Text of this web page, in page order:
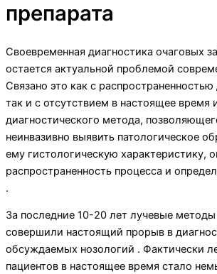
препарата
Своевременная диагностика очаговых
остается актуальной проблемой
Связано это как с
так и с отсутствием в настоящее время
диагно­стического метода,
неинвазивно выявить патологическое
ему гистологическую характеристику,
распространенность процесса и
.
За последние 10-20 лет лучевые
совершили настоящий прорыв в
обсуждаемых нозологий . Фактически
пациентов в настоящее время стало